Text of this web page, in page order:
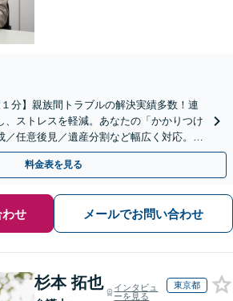
分】親族間トラブルの解決実績多数！連
、ストレスを軽減。あなたの「かかりつけ
／任意後見／遺産分割など幅広く対応。お
初回来所相談30分無料】
料金表を見る
せ メールでお問い合わせ
杉本 拓也
インタビュ
ーを見る
東京都